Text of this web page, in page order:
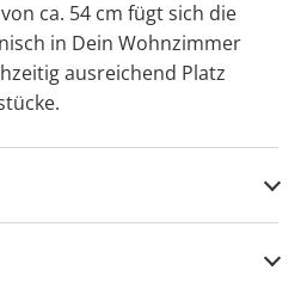
ca. 54 cm fügt sich die
in Dein Wohnzimmer
ausreichend Platz